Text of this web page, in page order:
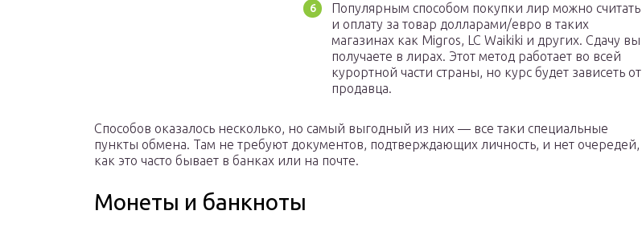
Популярным способом покупки лир можно считать
и оплату за товар долларами/евро в таких
магазинах как Migros, LC Waikiki и других. Сдачу вы
получаете в лирах. Этот метод работает во всей
курортной части страны, но курс будет зависеть от
продавца.
Способов оказалось несколько, но самый выгодный из них — все таки специальные
пункты обмена. Там не требуют документов, подтверждающих личность, и нет очередей,
как это часто бывает в банках или на почте.
Монеты и банкноты